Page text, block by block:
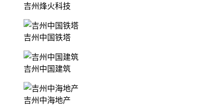
吉州烽火科技
吉州中国铁塔
吉州中国建筑
吉州中海地产